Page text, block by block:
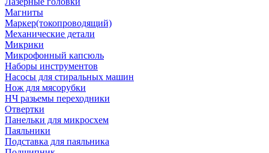
Магниты
Маркер(токопроводящий)
Механические детали
Микрики
Микрофонный капсюль
Наборы инструментов
Насосы для стиральных машин
Нож для мясорубки
НЧ разьемы переходники
Отвертки
Панельки для микросхем
Паяльники
Подставка для паяльника